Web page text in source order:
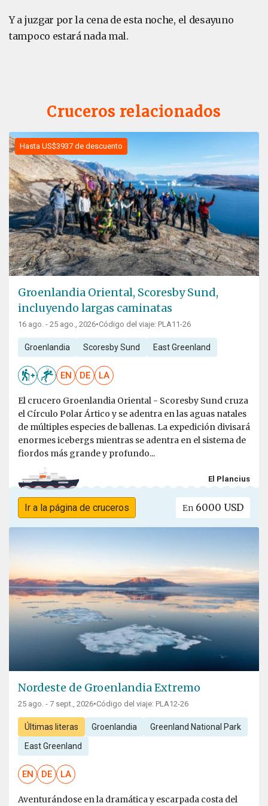
Y a juzgar por la cena de esta noche, el desayuno
tampoco estará nada mal.
Cruceros relacionados
Hasta US$3937 de descuento
Groenlandia Oriental, Scoresby Sund,
incluyendo largas caminatas
16 ago. - 25 ago., 2026•Código del viaje: PLA11-26
Groenlandia Scoresby Sund East Greenland
EN DE LA
El crucero Groenlandia Oriental - Scoresby Sund cruza
el Círculo Polar Ártico y se adentra en las aguas natales
de múltiples especies de ballenas. La expedición divisará
enormes icebergs mientras se adentra en el sistema de
fiordos más grande y profundo...
El Plancius
Ir a la página de cruceros En 6000 USD
Nordeste de Groenlandia Extremo
25 ago. - 7 sept., 2026•Código del viaje: PLA12-26
Últimas literas Groenlandia Greenland National Park
East Greenland
EN DE LA
Aventurándose en la dramática y escarpada costa del